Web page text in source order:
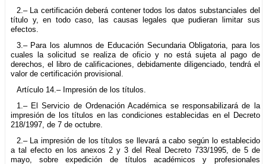
2.– La certificación deberá contener todos los datos substanciales del
título y, en todo caso, las causas legales que pudieran limitar sus
efectos.
3.– Para los alumnos de Educación Secundaria Obligatoria, para los
cuales la solicitud se realiza de oficio y no está sujeta al pago de
derechos, el libro de calificaciones, debidamente diligenciado, tendrá el
valor de certificación provisional.
Artículo 14.– Impresión de los títulos.
1.– El Servicio de Ordenación Académica se responsabilizará de la
impresión de los títulos en las condiciones establecidas en el Decreto
218/1997, de 7 de octubre.
2.– La impresión de los títulos se llevará a cabo según lo establecido
a tal efecto en los anexos 2 y 3 del Real Decreto 733/1995, de 5 de
mayo, sobre expedición de títulos académicos y profesionales